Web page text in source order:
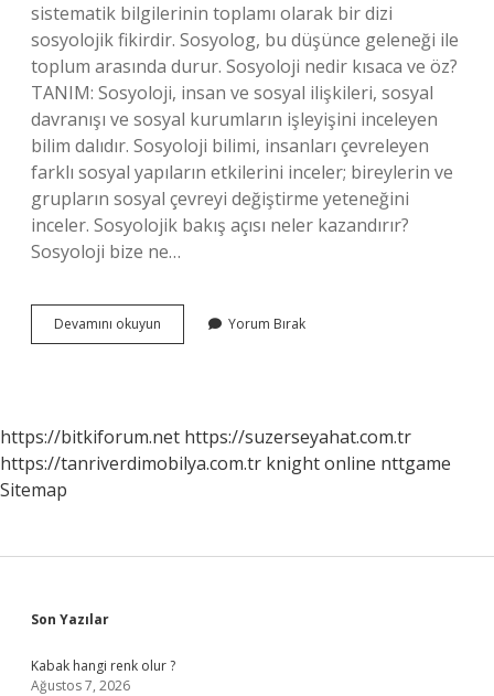
sistematik bilgilerinin toplamı olarak bir dizi
sosyolojik fikirdir. Sosyolog, bu düşünce geleneği ile
toplum arasında durur. Sosyoloji nedir kısaca ve öz?
TANIM: Sosyoloji, insan ve sosyal ilişkileri, sosyal
davranışı ve sosyal kurumların işleyişini inceleyen
bilim dalıdır. Sosyoloji bilimi, insanları çevreleyen
farklı sosyal yapıların etkilerini inceler; bireylerin ve
grupların sosyal çevreyi değiştirme yeteneğini
inceler. Sosyolojik bakış açısı neler kazandırır?
Sosyoloji bize ne…
Devamını okuyun Sosyolojik
Bakış
Yorum Bırak
https://bitkiforum.net https://suzerseyahat.com.tr
https://tanriverdimobilya.com.tr knight online nttgame
Sitemap
Sidebar
Son Yazılar
Kabak hangi renk olur ?
Ağustos 7, 2026